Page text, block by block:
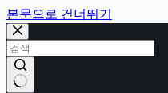
본문으로 건너뛰기